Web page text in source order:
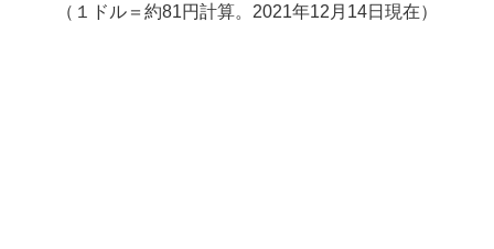
（１ドル＝約81円計算。2021年12月14日現在）